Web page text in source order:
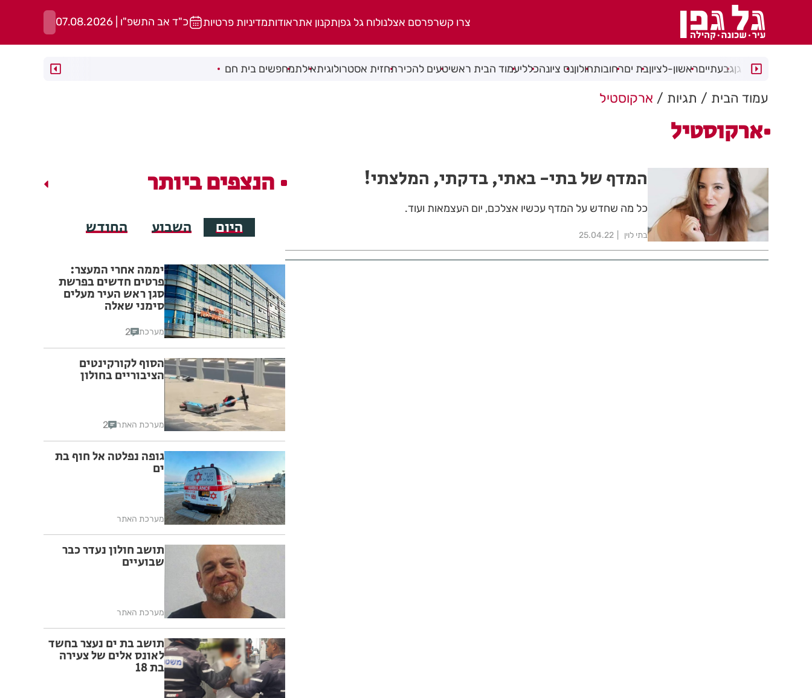
צרו קשרפרסם אצלנולוח גל גפןתקנון אתראודותמדיניות פרטיות כ"ד אב התשפ"ו | 07.08.2026
רמת גןגבעתייםראשון-לציוןבת יםרחובותחולוןנס ציונהכלליעמוד הבית ראשיטעים להכירתחזית אסטרולוגיתאילתמחפשים בית חם
עמוד הבית תגיות ארקוסטיל
ארקוסטיל
המדף של בתי- באתי, בדקתי, המלצתי!
כל מה שחדש על המדף עכשיו אצלכם, יום העצמאות ועוד.
בתי לוין 25.04.22
הנצפים ביותר
היום השבוע החודש
יממה אחרי המעצר:
פרטים חדשים בפרשת
סגן ראש העיר מעלים
סימני שאלה
מערכת 2
הסוף לקורקינטים
הציבוריים בחולון
מערכת האתר 2
גופה נפלטה אל חוף בת
ים
מערכת האתר
תושב חולון נעדר כבר
שבועיים
מערכת האתר
תושב בת ים נעצר בחשד
לאונס אלים של צעירה
בת 18